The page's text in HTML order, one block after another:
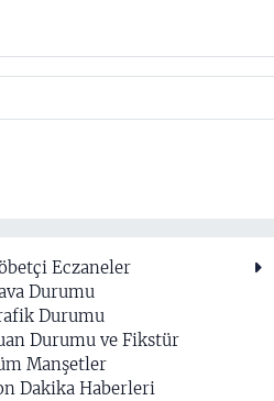
Eczaneler
Durumu
Durumu
Durumu ve Fikstür
Manşetler
Dakika Haberleri